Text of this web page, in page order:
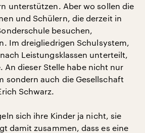
unterstützen. Aber wo sollen die
und Schülern, die derzeit in
besuchen,
Im dreigliedrigen Schulsystem,
Leistungsklassen unterteilt,
An dieser Stelle habe nicht nur
sondern auch die Gesellschaft
Schwarz.
sich ihre Kinder ja nicht, sie
damit zusammen, dass es eine